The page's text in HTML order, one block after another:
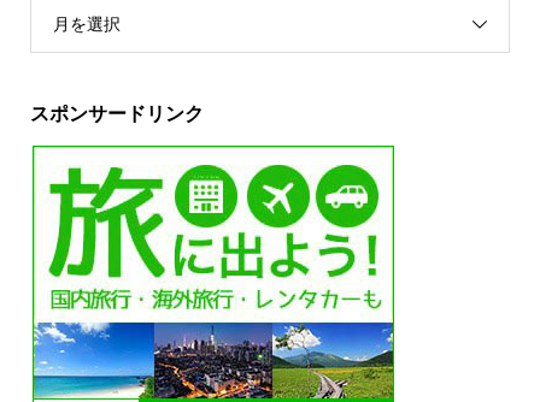
月を選択
スポンサードリンク